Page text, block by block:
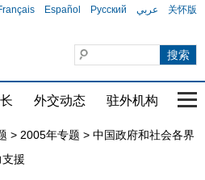
Español Русский عربي 关怀版
外交动态 驻外机构 国
> 2005年专题 > 中国政府和社会各界
援